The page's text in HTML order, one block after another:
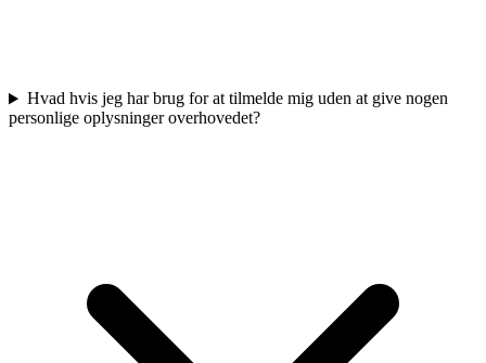
Hvad hvis jeg har brug for at tilmelde mig uden at give nogen
personlige oplysninger overhovedet?